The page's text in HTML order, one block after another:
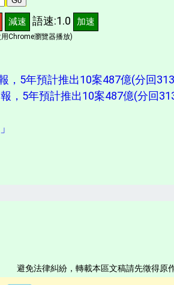
減速 語速:1.0 加速
Chrome瀏覽器播放)
，5年預計推出10案487億(分回
，5年預計推出10案487億(分回
避免法律糾紛，轉載本區文稿請先徵得原